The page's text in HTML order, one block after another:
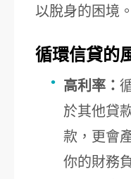
以脫身的困境。
循環信貸的
高利率：
於其他貸
款，更會
你的財務